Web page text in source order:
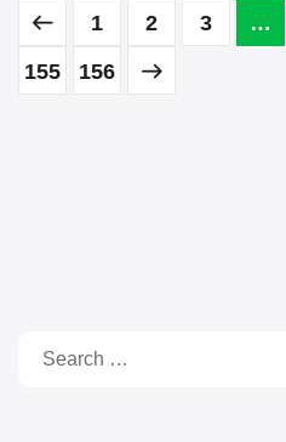
1 2 3 …
155
156